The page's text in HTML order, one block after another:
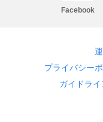
Facebook
プライバシー
ガイドライ